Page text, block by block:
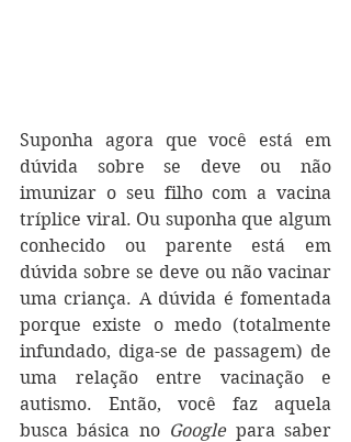
Suponha agora que você está em
dúvida sobre se deve ou não
imunizar o seu filho com a vacina
tríplice viral. Ou suponha que algum
conhecido ou parente está em
dúvida sobre se deve ou não vacinar
uma criança. A dúvida é fomentada
porque existe o medo (totalmente
infundado, diga-se de passagem) de
uma relação entre vacinação e
autismo. Então, você faz aquela
busca básica no Google para saber